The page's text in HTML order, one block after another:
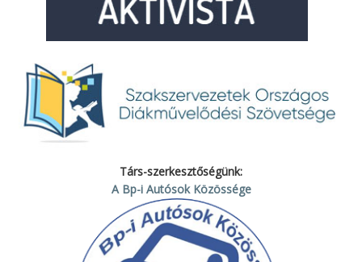
Társ-szerkesztőségünk:
A Bp-i Autósok Közössége